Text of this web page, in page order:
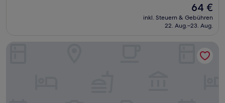
Der
Preis
beträgt
64 €
inkl. Steuern & Gebühren
22. Aug.–23. Aug.
HOTEL MUMBAI HOUSE THANE